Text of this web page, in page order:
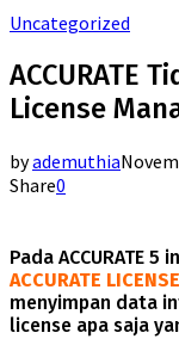
Uncategorized
ACCURATE
License
byademuthia
Share0
Pada ACCURATE
ACCURATE
menyimpan data
license apa saja